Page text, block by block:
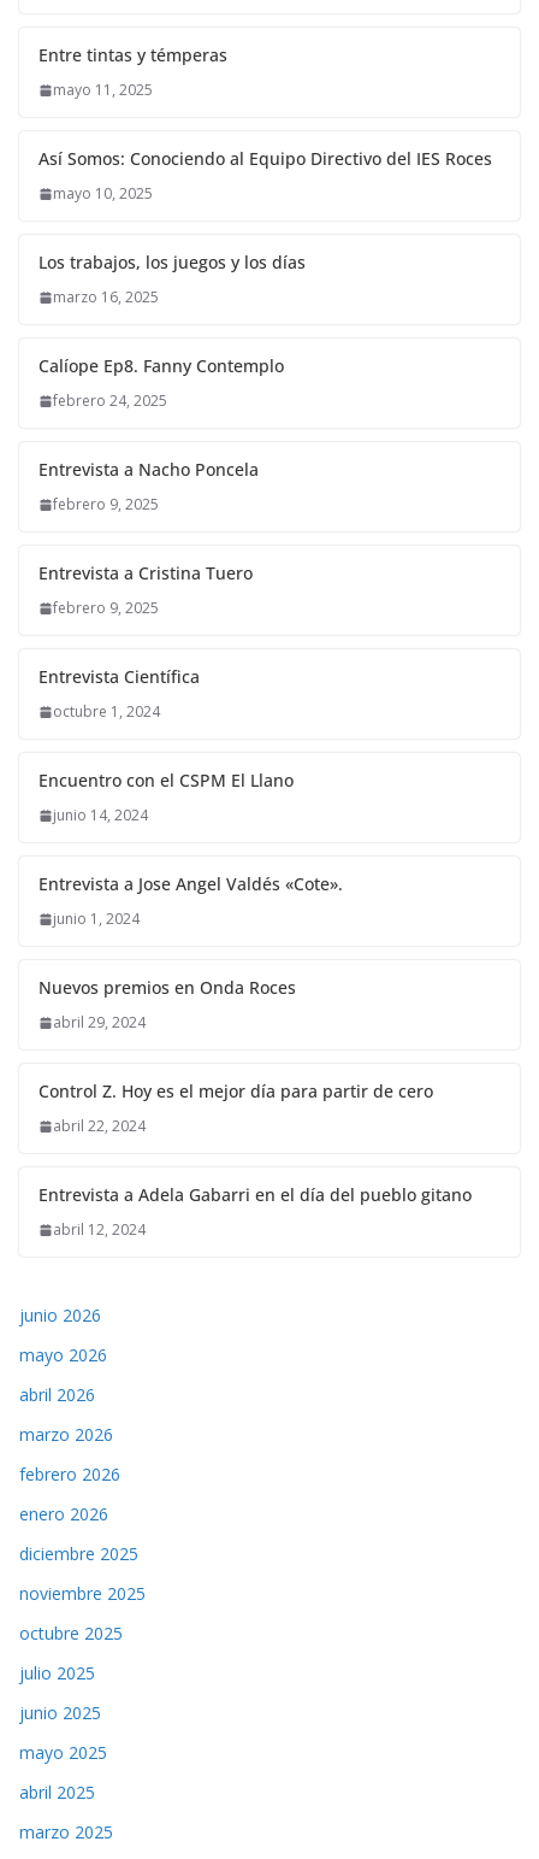
Entre tintas y témperas
mayo 11, 2025
Así Somos: Conociendo al Equipo Directivo del IES Roces
mayo 10, 2025
Los trabajos, los juegos y los días
marzo 16, 2025
Calíope Ep8. Fanny Contemplo
febrero 24, 2025
Entrevista a Nacho Poncela
febrero 9, 2025
Entrevista a Cristina Tuero
febrero 9, 2025
Entrevista Científica
octubre 1, 2024
Encuentro con el CSPM El Llano
junio 14, 2024
Entrevista a Jose Angel Valdés «Cote».
junio 1, 2024
Nuevos premios en Onda Roces
abril 29, 2024
Control Z. Hoy es el mejor día para partir de cero
abril 22, 2024
Entrevista a Adela Gabarri en el día del pueblo gitano
abril 12, 2024
junio 2026
mayo 2026
abril 2026
marzo 2026
febrero 2026
enero 2026
diciembre 2025
noviembre 2025
octubre 2025
julio 2025
junio 2025
mayo 2025
abril 2025
marzo 2025